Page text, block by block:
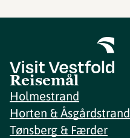
Reisemål
Holmestrand
Horten & Åsgårdstrand
Tønsberg & Færder